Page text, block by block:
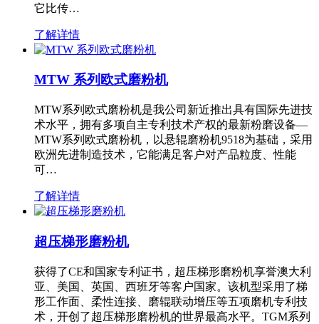
它比传…
了解详情
MTW 系列欧式磨粉机
MTW系列欧式磨粉机是我公司新近推出具有国际先进技
术水平，拥有多项自主专利技术产权的最新粉磨设备—
MTW系列欧式磨粉机，以悬辊磨粉机9518为基础，采用
欧洲先进制造技术，它能满足客户对产品粒度、性能
可…
了解详情
超压梯形磨粉机
获得了CE和国家专利证书，超压梯形磨粉机享誉澳大利
亚、美国、英国、西班牙等客户国家。该机型采用了梯
形工作面、柔性连接、磨辊联动增压等五项磨机专利技
术，开创了超压梯形磨粉机的世界最高水平。TGM系列